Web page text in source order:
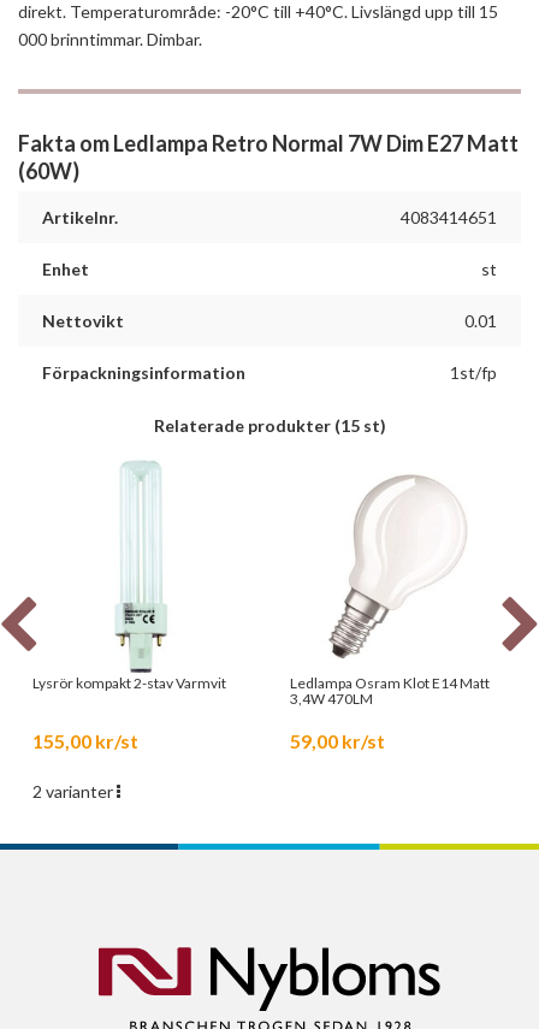
direkt. Temperaturområde: -20°C till +40°C. Livslängd upp till 15
000 brinntimmar. Dimbar.
Fakta om Ledlampa Retro Normal 7W Dim E27 Matt
(60W)
Artikelnr. 4083414651
Enhet st
Nettovikt 0.01
Förpackningsinformation 1st/fp
Relaterade produkter (15 st)
Lysrör kompakt 2-stav Varmvit
155,00 kr/st
2 varianter
Ledlampa Osram Klot E14 Matt
3,4W 470LM
59,00 kr/st